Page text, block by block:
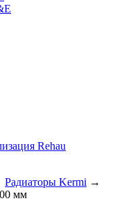
Rehau
Радиаторы Kermi →
мм